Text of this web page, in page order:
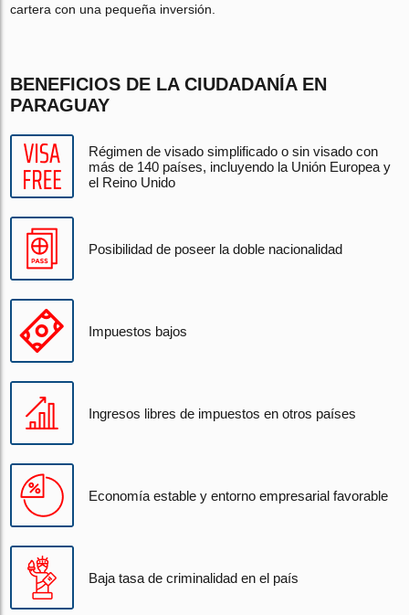
cartera con una pequeña inversión.
BENEFICIOS DE LA CIUDADANÍA EN
PARAGUAY
Régimen de visado simplificado o sin visado con
más de 140 países, incluyendo la Unión Europea y
el Reino Unido
Posibilidad de poseer la doble nacionalidad
Impuestos bajos
Ingresos libres de impuestos en otros países
Economía estable y entorno empresarial favorable
Baja tasa de criminalidad en el país